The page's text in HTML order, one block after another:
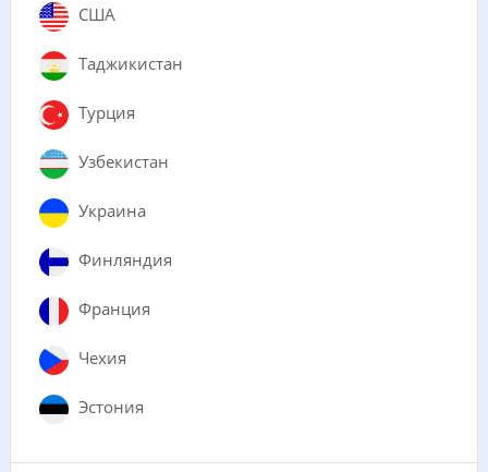
США
Таджикистан
Турция
Узбекистан
Украина
Финляндия
Франция
Чехия
Эстония